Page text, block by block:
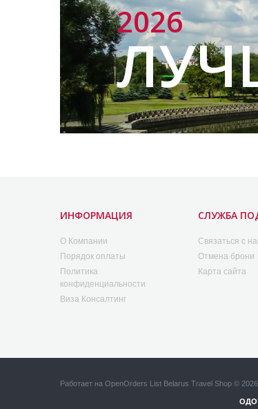
2026
ИНФОРМАЦИЯ
O Компании
Порядок оплаты
Политика
конфиденциальности
Виза Консалтинг
СЛУЖБА
Связаться с
Отмена брони
Карта сайта
Работает на OpenOrders List Belarus Travel Shop © 2026